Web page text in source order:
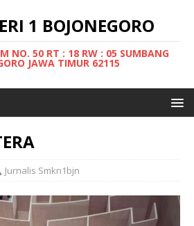
1 BOJONEGORO
NO. 50 RT : 18 RW : 05 SUMBANG
JAWA TIMUR 62115
Jurnalis Smkn1bjn